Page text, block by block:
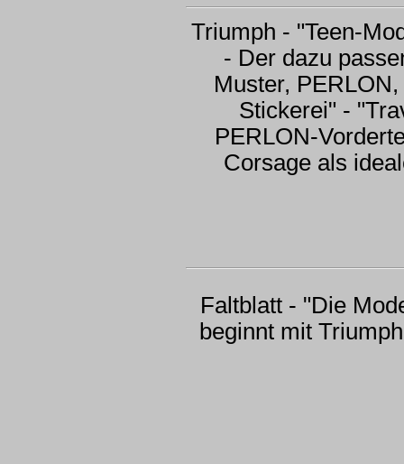
Triumph - "Teen-
- Der dazu
Muster,
Stickerei" -
PERLON-
Corsage als
Faltblatt - "Die
beginnt mit